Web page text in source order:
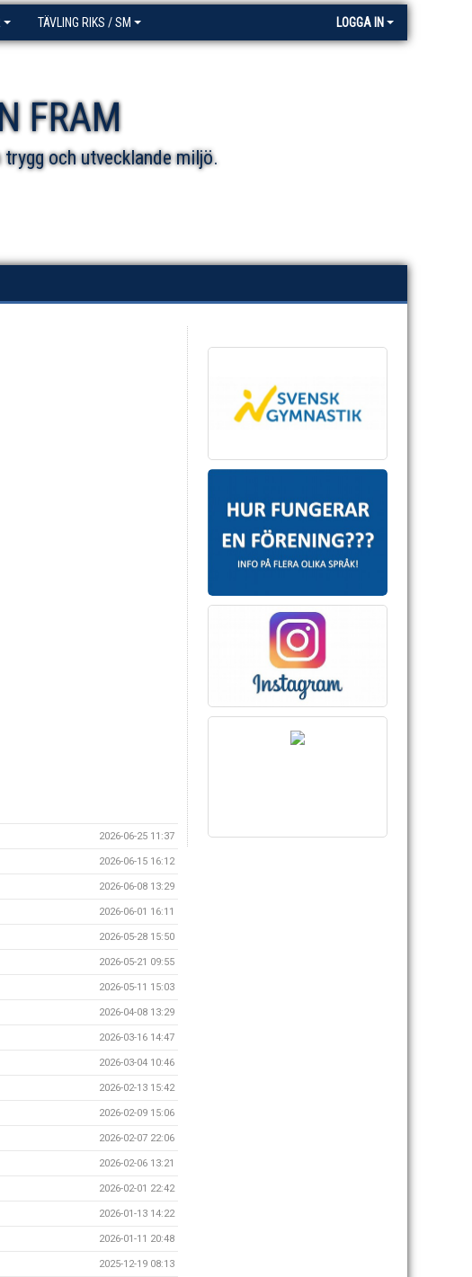
TÄVLING RIKS / SM LOGGA IN
FRAM
och utvecklande miljö.
2026-06-25 11:37
2026-06-15 16:12
2026-06-08 13:29
2026-06-01 16:11
2026-05-28 15:50
2026-05-21 09:55
2026-05-11 15:03
2026-04-08 13:29
2026-03-16 14:47
2026-03-04 10:46
2026-02-13 15:42
2026-02-09 15:06
2026-02-07 22:06
2026-02-06 13:21
2026-02-01 22:42
2026-01-13 14:22
2026-01-11 20:48
2025-12-19 08:13